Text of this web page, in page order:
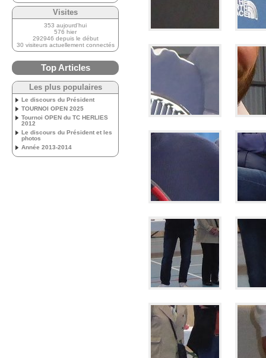
Visites
353 aujourd'hui
576 hier
292946 depuis le début
30 visiteurs actuellement connectés
Top Articles
Les plus populaires
Le discours du Président
TOURNOI OPEN 2025
Tournoi OPEN du TC HERLIES
2012
Le discours du Président et les
photos
Année 2013-2014